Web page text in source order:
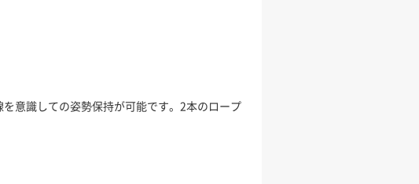
意識しての姿勢保持が可能です。2本のロープ